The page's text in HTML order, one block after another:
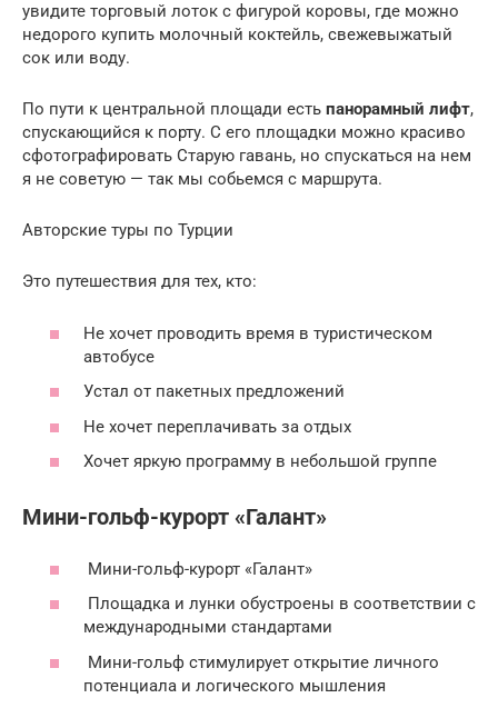
увидите торговый лоток с фигурой коровы, где можно
недорого купить молочный коктейль, свежевыжатый
сок или воду.
По пути к центральной площади есть панорамный лифт,
спускающийся к порту. С его площадки можно красиво
сфотографировать Старую гавань, но спускаться на нем
я не советую — так мы собьемся с маршрута.
Авторские туры по Турции
Это путешествия для тех, кто:
Не хочет проводить время в туристическом
автобусе
Устал от пакетных предложений
Не хочет переплачивать за отдых
Хочет яркую программу в небольшой группе
Мини-гольф-курорт «Галант»
Мини-гольф-курорт «Галант»
Площадка и лунки обустроены в соответствии с
международными стандартами
Мини-гольф стимулирует открытие личного
потенциала и логического мышления